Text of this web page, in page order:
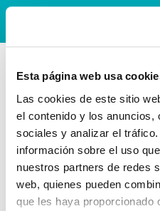
Esta página web usa
Las cookies de este sitio
el contenido y los anuncios,
sociales y analizar el
información sobre el uso
nuestros partners de redes
web, quienes pueden
que les haya proporcionado